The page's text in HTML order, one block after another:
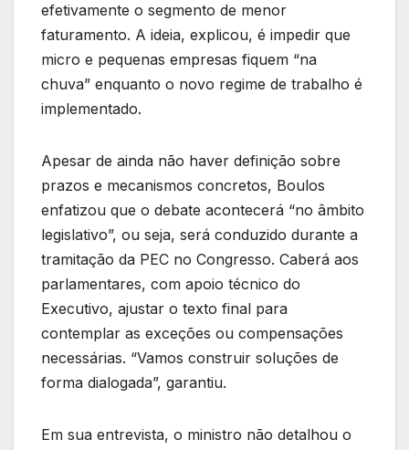
efetivamente o segmento de menor
faturamento. A ideia, explicou, é impedir que
micro e pequenas empresas fiquem “na
chuva” enquanto o novo regime de trabalho é
implementado.
Apesar de ainda não haver definição sobre
prazos e mecanismos concretos, Boulos
enfatizou que o debate acontecerá “no âmbito
legislativo”, ou seja, será conduzido durante a
tramitação da PEC no Congresso. Caberá aos
parlamentares, com apoio técnico do
Executivo, ajustar o texto final para
contemplar as exceções ou compensações
necessárias. “Vamos construir soluções de
forma dialogada”, garantiu.
Em sua entrevista, o ministro não detalhou o